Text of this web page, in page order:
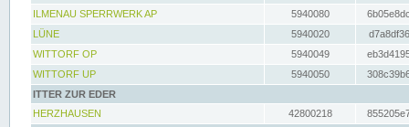
ILMENAU SPERRWERK AP
5940080
LÜNE
5940020
WITTORF OP
5940049
WITTORF UP
5940050
ITTER ZUR EDER
HERZHAUSEN
42800218